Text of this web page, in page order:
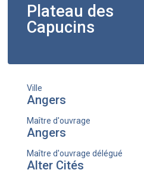
Plateau des
Capucins
Ville
Angers
Maître d'ouvrage
Angers
Maître d'ouvrage délégué
Alter Cités